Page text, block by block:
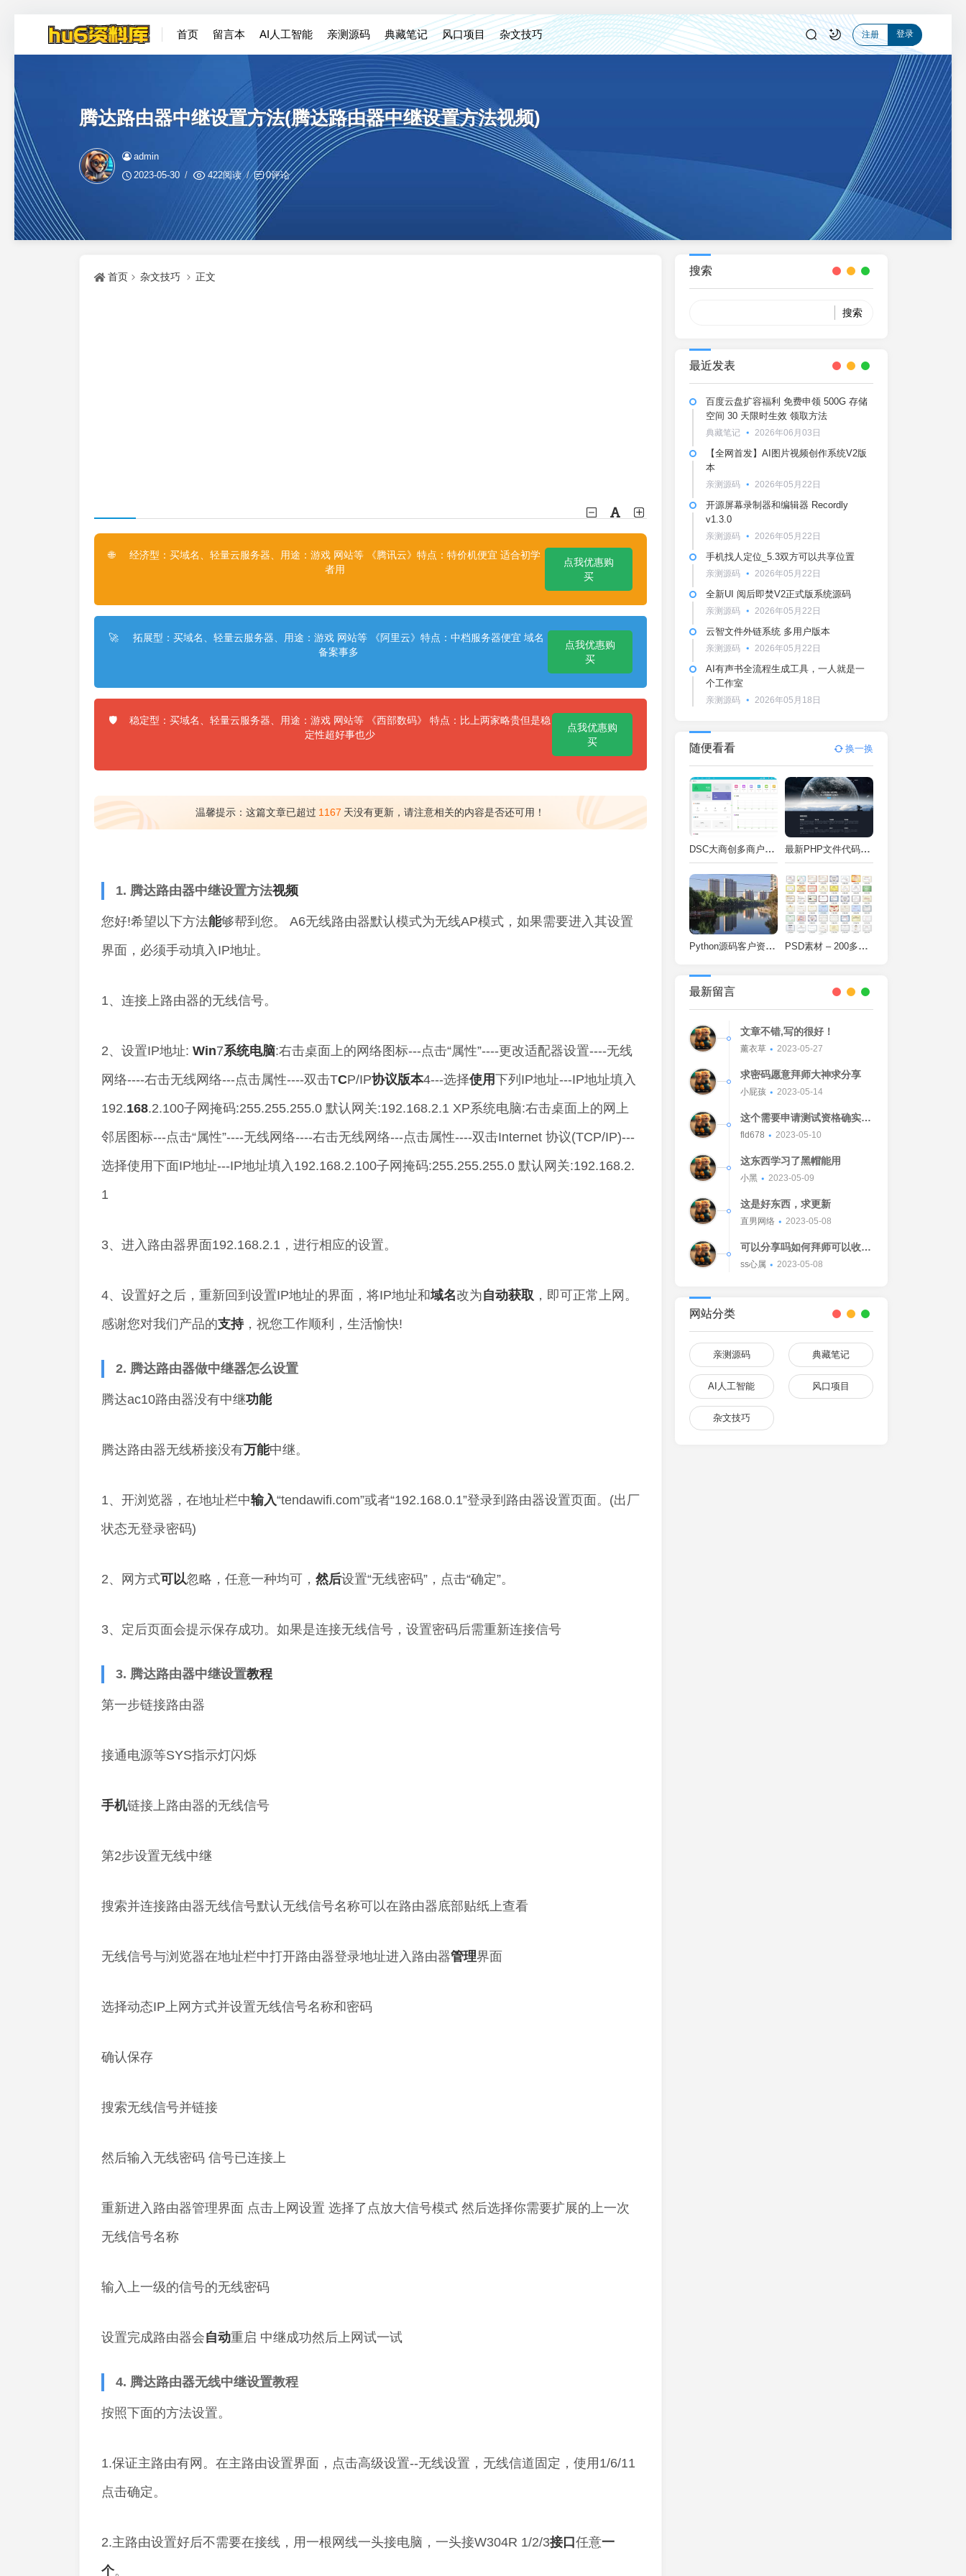
首页 留言本 AI人工智能 亲测源码 典藏笔记 风口项目 杂文技巧 注册 登录
腾达路由器中继设置方法(腾达路由器中继设置方法视频)
admin
2023-05-30
422阅读 0评论
首页 杂文技巧 正文
🌐
经济型：买域名、轻量云服务器、用途：游戏 网站等 《腾讯云》特点：特价机便宜 适合初学
者用
点我优惠购
买
🚀
拓展型：买域名、轻量云服务器、用途：游戏 网站等 《阿里云》特点：中档服务器便宜 域名
备案事多
点我优惠购
买
🛡️
稳定型：买域名、轻量云服务器、用途：游戏 网站等 《西部数码》 特点：比上两家略贵但是稳
定性超好事也少
点我优惠购
买
温馨提示：这篇文章已超过 1167 天没有更新，请注意相关的内容是否还可用！
1. 腾达路由器中继设置方法视频
您好!希望以下方法能够帮到您。 A6无线路由器默认模式为无线AP模式，如果需要进入其设置
界面，必须手动填入IP地址。
1、连接上路由器的无线信号。
2、设置IP地址: Win7系统电脑:右击桌面上的网络图标---点击“属性”----更改适配器设置----无线
网络----右击无线网络---点击属性----双击TCP/IP协议版本4---选择使用下列IP地址---IP地址填入
192.168.2.100子网掩码:255.255.255.0 默认网关:192.168.2.1 XP系统电脑:右击桌面上的网上
邻居图标---点击“属性”----无线网络----右击无线网络---点击属性----双击Internet 协议(TCP/IP)---
选择使用下面IP地址---IP地址填入192.168.2.100子网掩码:255.255.255.0 默认网关:192.168.2.
1
3、进入路由器界面192.168.2.1，进行相应的设置。
4、设置好之后，重新回到设置IP地址的界面，将IP地址和域名改为自动获取 ，即可正常上网。
感谢您对我们产品的支持，祝您工作顺利，生活愉快!
2. 腾达路由器做中继器怎么设置
腾达ac10路由器没有中继功能
腾达路由器无线桥接没有万能中继。
1、开浏览器，在地址栏中输入“tendawifi.com”或者“192.168.0.1”登录到路由器设置页面。(出厂
状态无登录密码)
2、网方式可以忽略，任意一种均可， 然后设置“无线密码”，点击“确定”。
3、定后页面会提示保存成功。如果是连接无线信号，设置密码后需重新连接信号
3. 腾达路由器中继设置教程
第一步链接路由器
接通电源等SYS指示灯闪烁
手机链接上路由器的无线信号
第2步设置无线中继
搜索并连接路由器无线信号默认无线信号名称可以在路由器底部贴纸上查看
无线信号与浏览器在地址栏中打开路由器登录地址进入路由器管理界面
选择动态IP上网方式并设置无线信号名称和密码
确认保存
搜索无线信号并链接
然后输入无线密码 信号已连接上
重新进入路由器管理界面 点击上网设置 选择了点放大信号模式 然后选择你需要扩展的上一次
无线信号名称
输入上一级的信号的无线密码
设置完成路由器会自动重启 中继成功然后上网试一试
4. 腾达路由器无线中继设置教程
按照下面的方法设置。
1.保证主路由有网。在主路由设置界面，点击高级设置--无线设置，无线信道固定，使用1/6/11
点击确定。
2.主路由设置好后不需要在接线，用一根网线一头接电脑，一头接W304R 1/2/3接口 任意一
个。
搜索
最近发表
百度云盘扩容福利 免费申领 500G 存储
空间 30 天限时生效 领取方法
典藏笔记 2026年06月03日
【全网首发】AI图片视频创作系统V2版
本
亲测源码 2026年05月22日
开源屏幕录制器和编辑器 Recordly
v1.3.0
亲测源码 2026年05月22日
手机找人定位_5.3双方可以共享位置
亲测源码 2026年05月22日
全新UI 阅后即焚V2正式版系统源码
亲测源码 2026年05月22日
云智文件外链系统 多用户版本
亲测源码 2026年05月22日
AI有声书全流程生成工具，一人就是一
个工作室
亲测源码 2026年05月18日
随便看看 换一换
DSC大商创多商户电商系统完整部署教程（附PHP7.4/PHP8兼容修复方案） 最新PHP文件代码加密系统 在线PHP加密系统 全开源 亲测可用
Python源码客户资料管理系统V2.2一键运行 PSD素材 – 200多种类型证书PSD源码
最新留言
文章不错,写的很好！
薰衣草 2023-05-27
求密码愿意拜师大神求分享
小屁孩 2023-05-14
这个需要申请测试资格确实不
错的东西
fld678 2023-05-10
这东西学习了黑帽能用
小黑 2023-05-09
这是好东西，求更新
直男网络 2023-05-08
可以分享吗如何拜师可以收我
吗[Watermelon]
ss心属 2023-05-08
网站分类
亲测源码 典藏笔记
AI人工智能 风口项目
杂文技巧